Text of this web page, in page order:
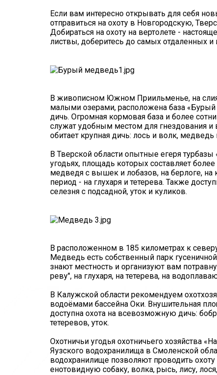
Если вам интересно открывать для себя
отправиться на охоту в Новгородскую,
Добираться на охоту на вертолете -
листвы, доберитесь до самых отдаленных и
В живописном Южном Приильменье, на
малыми озерами, расположена база
дичь. Огромная кормовая база и более
служат удобным местом для гнездования
обитает крупная дичь: лось и волк, медведь
В Тверской области опытные егеря
угодьях, площадь которых составляет
медведя с вышек и лобазов, на берлоге,
период - на глухаря и тетерева. Также
селезня с подсадной, уток и куликов.
В расположенном в 185 километрах к
Медведь есть собственный парк
знают местность и организуют вам
реву", на глухаря, на тетерева, на
В Калужской области рекомендуем
водоёмами бассейна Оки. Внушительная
доступна охота на всевозможную дичь:
тетеревов, уток.
Охотничьи угодья охотничьего хозяйства
Яузского водохранилища в Смоленской
водохранилище позволяют проводить
енотовидную собаку, волка, рысь, лису,